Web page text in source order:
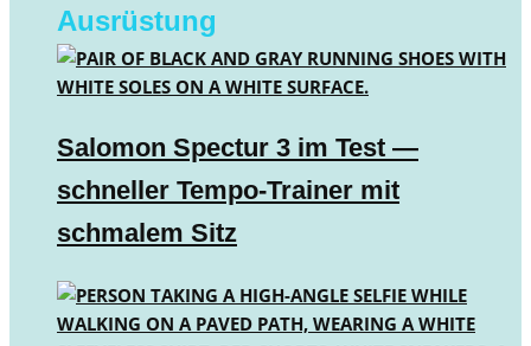
Ausrüstung
Salomon Spectur 3 im Test —
schneller Tempo-Trainer mit
schmalem Sitz